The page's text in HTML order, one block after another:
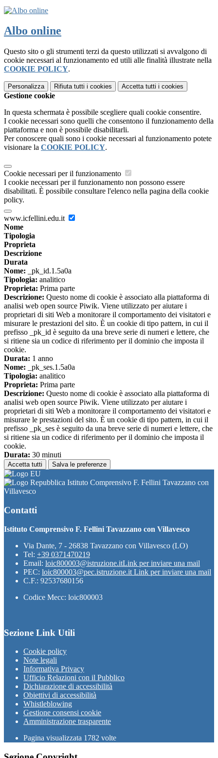
Albo online
Questo sito o gli strumenti terzi da questo utilizzati si avvalgono di
cookie necessari al funzionamento ed utili alle finalità illustrate nella
COOKIE POLICY.
Personalizza Rifiuta tutti i cookies Accetta tutti i cookies
Gestione cookie
In questa schermata è possibile scegliere quali cookie consentire.
I cookie necessari sono quelli che consentono il funzionamento della
piattaforma e non è possibile disabilitarli.
Per conoscere quali sono i cookie necessari al funzionamento potete
visionare la COOKIE POLICY.
Cookie necessari per il funzionamento
I cookie necessari per il funzionamento non possono essere
disabilitati. È possibile consultare l'elenco nella pagina della cookie
policy.
www.icfellini.edu.it
Nome
Tipologia
Proprieta
Descrizione
Durata
Nome: _pk_id.1.5a0a
Tipologia: analitico
Proprieta: Prima parte
Descrizione: Questo nome di cookie è associato alla piattaforma di
analisi web open source Piwik. Viene utilizzato per aiutare i
proprietari di siti Web a monitorare il comportamento dei visitatori e
misurare le prestazioni del sito. È un cookie di tipo pattern, in cui il
prefisso _pk_id è seguito da una breve serie di numeri e lettere, che
si ritiene sia un codice di riferimento per il dominio che imposta il
cookie.
Durata: 1 anno
Nome: _pk_ses.1.5a0a
Tipologia: analitico
Proprieta: Prima parte
Descrizione: Questo nome di cookie è associato alla piattaforma di
analisi web open source Piwik. Viene utilizzato per aiutare i
proprietari di siti Web a monitorare il comportamento dei visitatori e
misurare le prestazioni del sito. È un cookie di tipo pattern, in cui il
prefisso _pk_ses è seguito da una breve serie di numeri e lettere, che
si ritiene sia un codice di riferimento per il dominio che imposta il
cookie.
Durata: 30 minuti
Accetta tutti Salva le preferenze
Istituto Comprensivo F. Fellini Tavazzano con
Villavesco
Contatti
Istituto Comprensivo F. Fellini Tavazzano con Villavesco
Via Dante, 7 - 26838 Tavazzano con Villavesco (LO)
Tel: +39 0371470219
Email: loic800003@istruzione.itLink per inviare una mail
PEC: loic800003@pec.istruzione.it Link per inviare una mail
C.F.: 92537680156
Codice Mecc: loic800003
Sezione Link Utili
Cookie policy
Note legali
Informativa Privacy
Ufficio Relazioni con il Pubblico
Dichiarazione di accessibilità
Obiettivi di accessibilità
Whistleblowing
Gestione consensi cookie
Amministrazione trasparente
Pagina visualizzata 1782 volte